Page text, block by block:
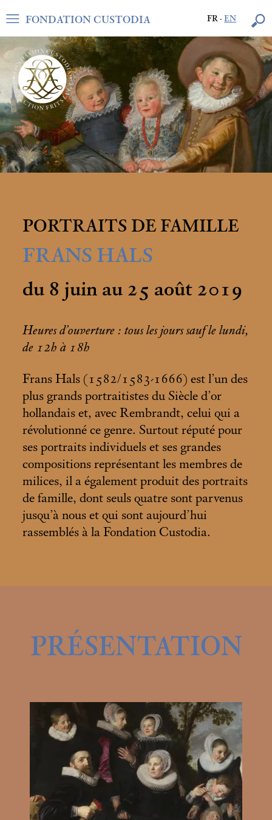
FR·EN
FONDATION CUSTODIA
PORTRAITS DE FAMILLE
FRANS HALS
du 8 juin au 25 août 2019
Heures d’ouverture : tous les jours sauf le lundi,
de 12h à 18h
Frans Hals (1582/1583-1666) est l’un des
plus grands portraitistes du Siècle d’or
hollandais et, avec Rembrandt, celui qui a
révolutionné ce genre. Surtout réputé pour
ses portraits individuels et ses grandes
compositions représentant les membres de
milices, il a également produit des portraits
de famille, dont seuls quatre sont parvenus
jusqu’à nous et qui sont aujourd’hui
rassemblés à la Fondation Custodia.
PRÉSENTATION